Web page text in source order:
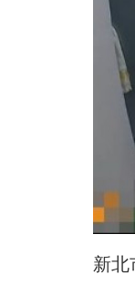
新北